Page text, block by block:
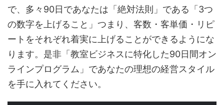
で、多々90日であなたは「絶対法則」である「3つ
の数字を上げること」つまり、客数・客単価・リピ
ートをそれぞれ着実に上げることができるようにな
ります。是非「教室ビジネスに特化した90日間オン
ラインプログラム」であなたの理想の経営スタイル
を手に入れてください。